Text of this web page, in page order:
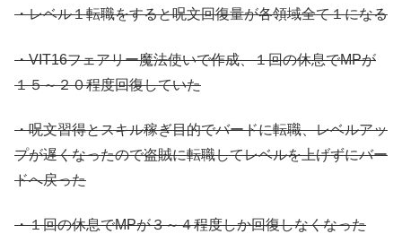
・レベル１転職をすると呪文回復量が各領域全て１になる
・VIT16フェアリー魔法使いで作成、１回の休息でMPが
１５～２０程度回復していた
・呪文習得とスキル稼ぎ目的でバードに転職、レベルアッ
プが遅くなったので盗賊に転職してレベルを上げずにバー
ドへ戻った
・１回の休息でMPが３～４程度しか回復しなくなった